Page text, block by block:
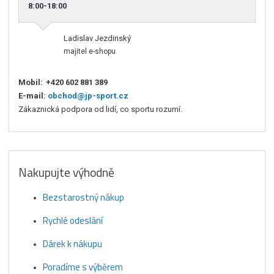
8:00-18:00
Ladislav Jezdinský
majitel e-shopu
Mobil: +420 602 881 389
E-mail: obchod@jp-sport.cz
Zákaznická podpora od lidí, co sportu rozumí.
Nakupujte výhodně
Bezstarostný nákup
Rychlé odeslání
Dárek k nákupu
Poradíme s výběrem